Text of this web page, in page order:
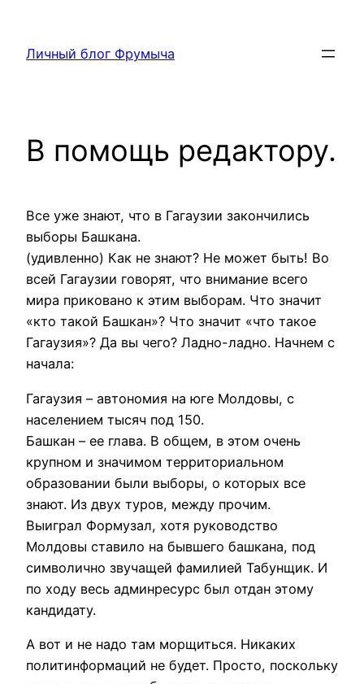
содержимому
Личный блог Фрумыча
В помощь редактору.
Все уже знают, что в Гагаузии закончились
выборы Башкана.
(удивленно) Как не знают? Не может быть! Во
всей Гагаузии говорят, что внимание всего
мира приковано к этим выборам. Что значит
«кто такой Башкан»? Что значит «что такое
Гагаузия»? Да вы чего? Ладно-ладно. Начнем с
начала:
Гагаузия – автономия на юге Молдовы, с
населением тысяч под 150.
Башкан – ее глава. В общем, в этом очень
крупном и значимом территориальном
образовании были выборы, о которых все
знают. Из двух туров, между прочим.
Выиграл Формузал, хотя руководство
Молдовы ставило на бывшего башкана, под
символично звучащей фамилией Табунщик. И
по ходу весь админресурс был отдан этому
кандидату.
А вот и не надо там морщиться. Никаких
политинформаций не будет. Просто, поскольку